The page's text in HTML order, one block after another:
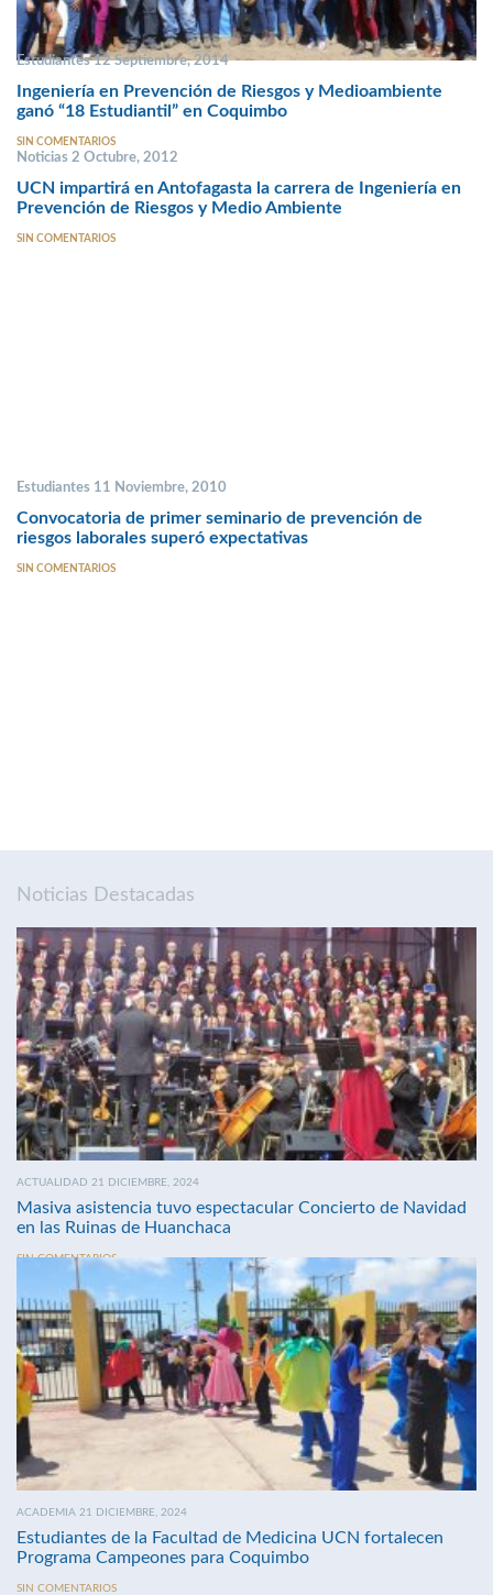
Estudiantes 12 Septiembre, 2014
Ingeniería en Prevención de Riesgos y Medioambiente
ganó “18 Estudiantil” en Coquimbo
SIN COMENTARIOS
Noticias 2 Octubre, 2012
UCN impartirá en Antofagasta la carrera de Ingeniería en
Prevención de Riesgos y Medio Ambiente
SIN COMENTARIOS
Estudiantes 11 Noviembre, 2010
Convocatoria de primer seminario de prevención de
riesgos laborales superó expectativas
SIN COMENTARIOS
Noticias Destacadas
ACTUALIDAD 21 DICIEMBRE, 2024
Masiva asistencia tuvo espectacular Concierto de Navidad
en las Ruinas de Huanchaca
SIN COMENTARIOS
ACADEMIA 21 DICIEMBRE, 2024
Estudiantes de la Facultad de Medicina UCN fortalecen
Programa Campeones para Coquimbo
SIN COMENTARIOS